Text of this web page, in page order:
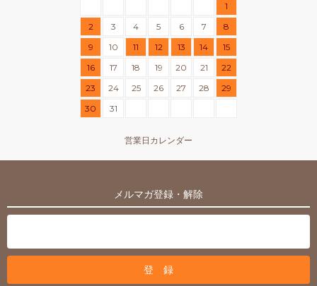
1
2
3 4 5 6 7
8
9
10 11 12 13 14
15
16
17 18 19 20 21
22
23
24 25 26 27 28
29
30
31
営業日カレンダー
メルマガ登録・解除